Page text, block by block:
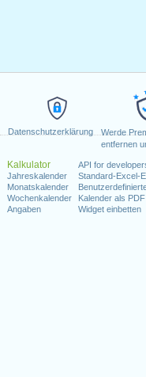
Datenschutzerklärung
Werde
entfernen
Kalkulator
Jahreskalender
Monatskalender
Wochenkalender
Angaben
API for
Standard-Excel-
Kalender als
Widget einbetten